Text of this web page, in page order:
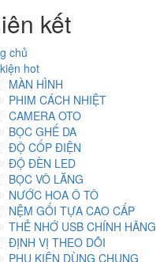
kết
chủ
hot
MÀN HÌNH
PHIM CÁCH NHIỆT
CAMERA OTO
BỌC GHẾ DA
ĐỘ CỐP ĐIỆN
ĐỘ ĐÈN LED
BỌC VÔ LĂNG
NƯỚC HOA Ô TÔ
NỆM GỐI TỰA CAO CẤP
THẺ NHỚ USB CHÍNH HÃNG
ĐỊNH VỊ THEO DÕI
PHỤ KIỆN DÙNG CHUNG